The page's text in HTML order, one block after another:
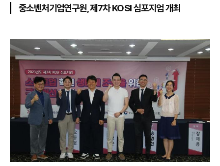
중소벤처기업연구원, 제7차 KOSI 심포지엄 개최